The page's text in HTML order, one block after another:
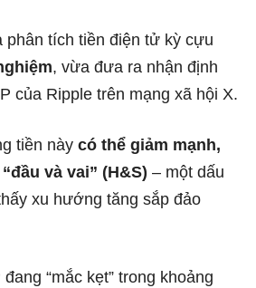
phân tích tiền điện tử kỳ cựu
, vừa đưa ra nhận định
của Ripple trên mạng xã hội X.
tiền này có thể giảm mạnh,
và vai” (H&S) – một dấu
xu hướng tăng sắp đảo
“mắc kẹt” trong khoảng